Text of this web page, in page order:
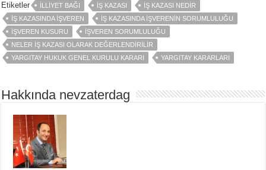
Etiketler İLLIYET BAĞI İŞ KAZASI
İŞ KAZASI NEDIR
İŞ KAZASINDA İŞVEREN
İŞ KAZASINDA İŞVERENIN SORUMLULUĞU
İŞVEREN KUSURU
İŞVEREN SORUMLULUĞU
NELER İŞ KAZASI OLARAK DEĞERLENDIRILIR
YARGITAY HUKUK GENEL KURULU KARARI
YARGITAY KARARLARI
Hakkında nevzaterdag